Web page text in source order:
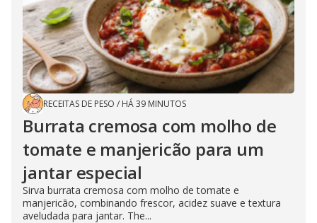
RECEITAS DE PESO / HÁ 39 MINUTOS
Burrata cremosa com molho de
tomate e manjericão para um
jantar especial
Sirva burrata cremosa com molho de tomate e
manjericão, combinando frescor, acidez suave e textura
aveludada para jantar. The...